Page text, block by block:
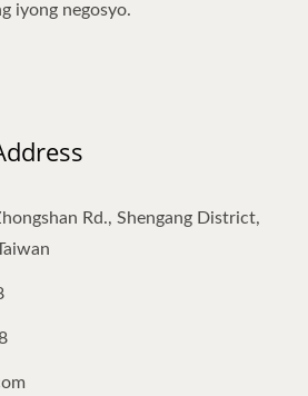
iyong negosyo.
Rd., Shengang District,